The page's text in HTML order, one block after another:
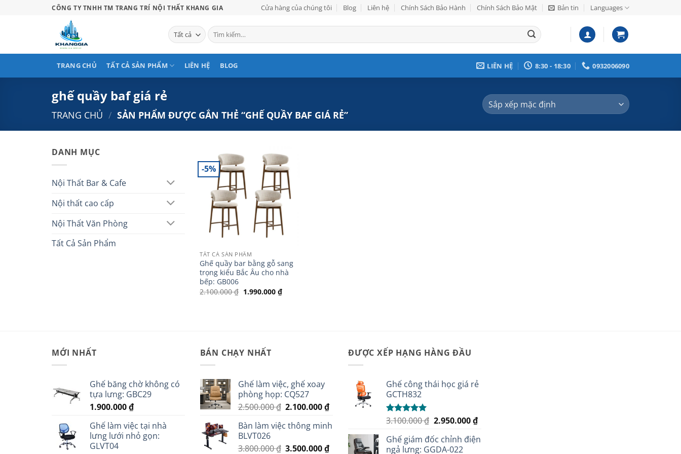
CÔNG TY TNHH TM TRANG TRÍ NỘI THẤT KHANG GIA Cửa hàng của chúng tôi Blog Liên hệ Chính Sách Bảo Hành Chính Sách Bảo Mật Bản tin Languages
Tìm
kiếm:
TRANG CHỦ TẤT CẢ SẢN PHẨM LIÊN HỆ BLOG LIÊN HỆ 8:30 - 18:30 0932006090
ghế quầy baf giá rẻ
TRANG CHỦ / SẢN PHẨM ĐƯỢC GẮN THẺ “GHẾ QUẦY BAF GIÁ RẺ”
DANH MỤC
Nội Thất Bar & Cafe
Nội thất cao cấp
Nội Thất Văn Phòng
Tất Cả Sản Phẩm
-5%
TẤT CẢ SẢN PHẨM
Ghế quầy bar bằng gỗ sang
trọng kiểu Bắc Âu cho nhà
bếp: GB006
2.100.000₫ Giá
1.990.000 ₫Giá
hiện
MỚI NHẤT
Ghế băng chờ không có
tựa lưng: GBC29
1.900.000₫
Ghế làm việc tại nhà
lưng lưới nhỏ gọn:
GLVT04
BÁN CHẠY NHẤT
Ghế làm việc, ghế xoay
phòng họp: CQ527
2.500.000₫ Giá
là:
2.100.000₫Giá
tại
2.100.000 ₫.
Bàn làm việc thông minh
BLVT026
3.800.000₫ Giá
3.500.000₫Giá
ĐƯỢC XẾP HẠNG HÀNG ĐẦU
Ghế công thái học giá rẻ
GCTH832
Được xếp
5 sao
3.100.000₫ Giá
là:
2.950.000₫Giá
tại
Ghế giám đốc chỉnh điện
ngả lưng: GGDA-022